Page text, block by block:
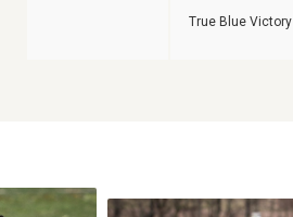
True Blue Victory